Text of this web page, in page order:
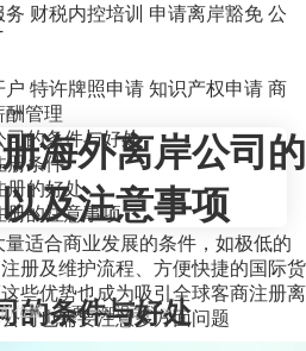
务 财税内控培训 申请离岸豁免 公
户 特许牌照申请 知识产权申请 商
酬管理
位置：首页>知识百科>
海外离岸公司的
及注意事项
适合商业发展的条件，如极低的
册及维护流程、方便快捷的国际货
些优势也成为吸引全球客商注册离
司也需要注意多方面问题
司的条件与好处
册条件
册的好处
册的注意事项
的条件与好处